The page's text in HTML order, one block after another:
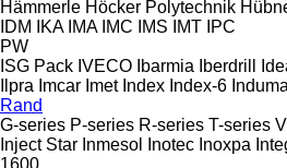
Hämmerle Höcker Polytechnik
IDM
IKA IMA IMC IMS IMT IPC
PW
ISG Pack IVECO Ibarmia Iberdrill
Ilpra Imcar Imet Index Index-6
Rand
G-series P-series R-series T-series
Inject Star Inmesol Inotec Inoxpa
1600